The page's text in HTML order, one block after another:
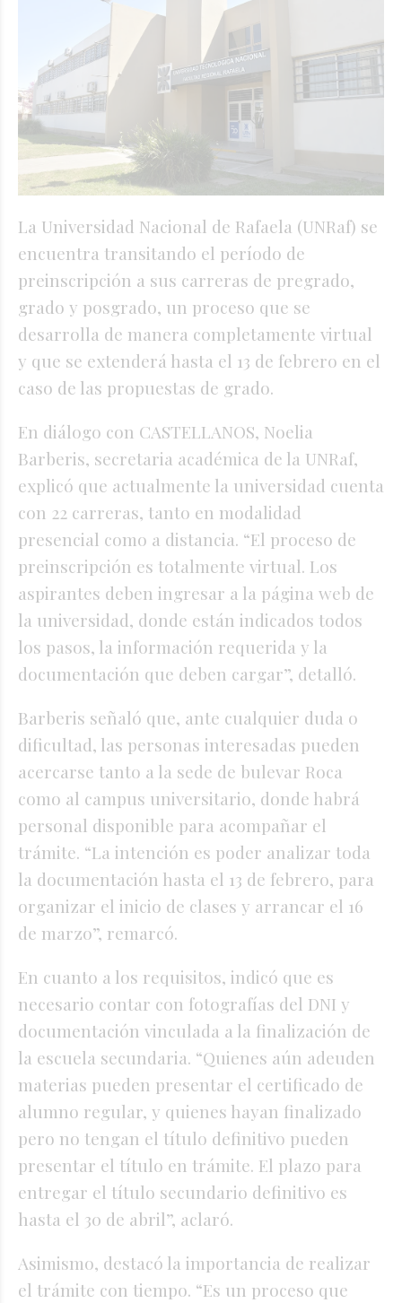
La Universidad Nacional de Rafaela (UNRaf) se
encuentra transitando el período de
preinscripción a sus carreras de pregrado,
grado y posgrado, un proceso que se
desarrolla de manera completamente virtual
y que se extenderá hasta el 13 de febrero en el
caso de las propuestas de grado.
En diálogo con CASTELLANOS, Noelia
Barberis, secretaria académica de la UNRaf,
explicó que actualmente la universidad cuenta
con 22 carreras, tanto en modalidad
presencial como a distancia. “El proceso de
preinscripción es totalmente virtual. Los
aspirantes deben ingresar a la página web de
la universidad, donde están indicados todos
los pasos, la información requerida y la
documentación que deben cargar”, detalló.
Barberis señaló que, ante cualquier duda o
dificultad, las personas interesadas pueden
acercarse tanto a la sede de bulevar Roca
como al campus universitario, donde habrá
personal disponible para acompañar el
trámite. “La intención es poder analizar toda
la documentación hasta el 13 de febrero, para
organizar el inicio de clases y arrancar el 16
de marzo”, remarcó.
En cuanto a los requisitos, indicó que es
necesario contar con fotografías del DNI y
documentación vinculada a la finalización de
la escuela secundaria. “Quienes aún adeuden
materias pueden presentar el certificado de
alumno regular, y quienes hayan finalizado
pero no tengan el título definitivo pueden
presentar el título en trámite. El plazo para
entregar el título secundario definitivo es
hasta el 30 de abril”, aclaró.
Asimismo, destacó la importancia de realizar
el trámite con tiempo. “Es un proceso que